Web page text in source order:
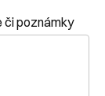
či poznámky